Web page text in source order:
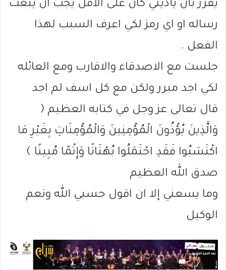
يقرر بأن يأذيني كان على الاقل يجب ان يبعث
رساله او اي رمز لكي اعرف السبب لهذا
الفعل .
جلست مع الاصدقاء والاقارب ومع العائله
لكي اجد مبرر ولكن مع كل اسف لم اجد
قال تعالى عز وجل في كتابه العظيم ﴿
وَالَّذِينَ يُؤْذُونَ الْمُؤْمِنِينَ وَالْمُؤْمِنَاتِ بِغَيْرِ مَا
اكْتَسَبُوا فَقَدِ احْتَمَلُوا بُهْتَانًا وَإِثْمًا مُبِينًا ﴾
صدق الله العظيم
وما يسعني إلا ان اقول حسبي الله ونعم
الوكيل